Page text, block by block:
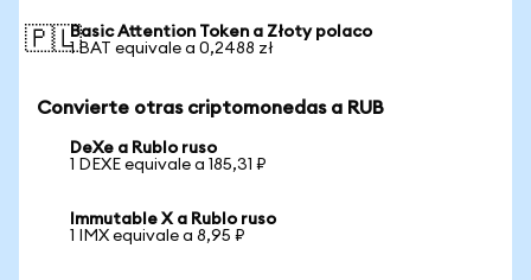
🇵🇱Basic Attention Token a Złoty polaco
1 BAT equivale a 0,2488 zł
Convierte otras criptomonedas a RUB
DeXe a Rublo ruso
1 DEXE equivale a 185,31 ₽
Immutable X a Rublo ruso
1 IMX equivale a 8,95 ₽